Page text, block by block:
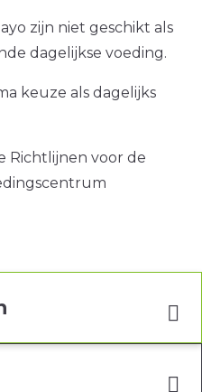
zijn niet geschikt als
dagelijkse voeding.
keuze als dagelijks
Richtlijnen voor de